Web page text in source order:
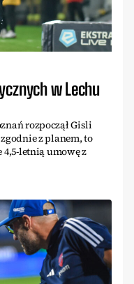
w Lechu
rozpoczął Gisli
z planem, to
letnią umowę z